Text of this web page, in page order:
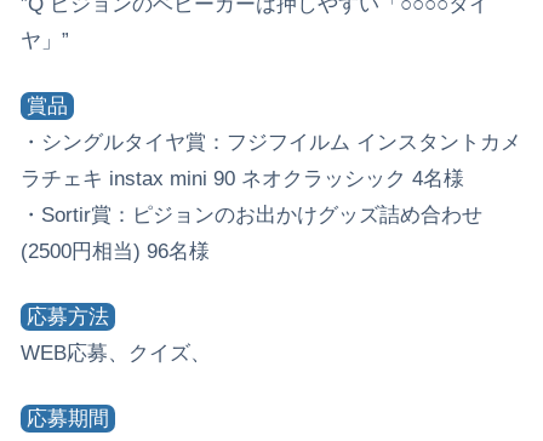
”Q ピジョンのベビーカーは押しやすい「○○○○タイ
ヤ」”
賞品
・シングルタイヤ賞：フジフイルム インスタントカメ
ラチェキ instax mini 90 ネオクラッシック 4名様
・Sortir賞：ピジョンのお出かけグッズ詰め合わせ
(2500円相当) 96名様
応募方法
WEB応募、クイズ、
応募期間